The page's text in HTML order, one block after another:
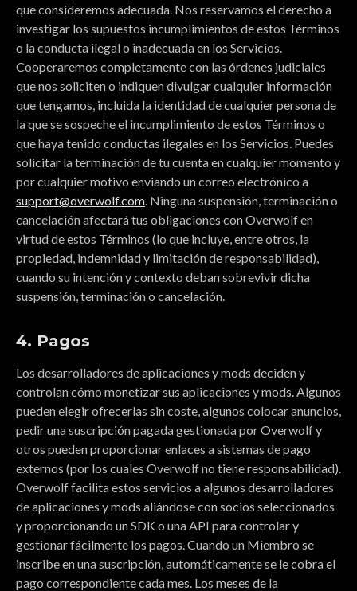
que consideremos adecuada. Nos reservamos el derecho a
investigar los supuestos incumplimientos de estos Términos
o la conducta ilegal o inadecuada en los Servicios.
Cooperaremos completamente con las órdenes judiciales
que nos soliciten o indiquen divulgar cualquier información
que tengamos, incluida la identidad de cualquier persona de
la que se sospeche el incumplimiento de estos Términos o
que haya tenido conductas ilegales en los Servicios. Puedes
solicitar la terminación de tu cuenta en cualquier momento y
por cualquier motivo enviando un correo electrónico a
support@overwolf.com. Ninguna suspensión, terminación o
cancelación afectará tus obligaciones con Overwolf en
virtud de estos Términos (lo que incluye, entre otros, la
propiedad, indemnidad y limitación de responsabilidad),
cuando su intención y contexto deban sobrevivir dicha
suspensión, terminación o cancelación.
4. Pagos
Los desarrolladores de aplicaciones y mods deciden y
controlan cómo monetizar sus aplicaciones y mods. Algunos
pueden elegir ofrecerlas sin coste, algunos colocar anuncios,
pedir una suscripción pagada gestionada por Overwolf y
otros pueden proporcionar enlaces a sistemas de pago
externos (por los cuales Overwolf no tiene responsabilidad).
Overwolf facilita estos servicios a algunos desarrolladores
de aplicaciones y mods aliándose con socios seleccionados
y proporcionando un SDK o una API para controlar y
gestionar fácilmente los pagos. Cuando un Miembro se
inscribe en una suscripción, automáticamente se le cobra el
pago correspondiente cada mes. Los meses de la